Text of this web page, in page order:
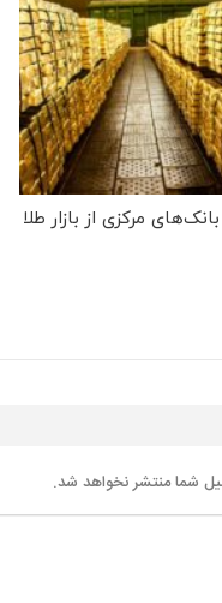
مرکزی از بازار طلا
شما منتشر نخواهد شد.